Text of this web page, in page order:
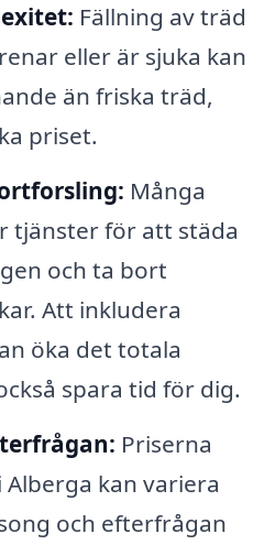
Fällning av träd
eller är sjuka kan
än friska träd,
priset.
Många
tjänster för att städa
och ta bort
Att inkludera
öka det totala
spara tid för dig.
Priserna
kan variera
och efterfrågan